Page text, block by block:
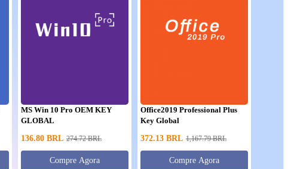
MS Win 10 Pro OEM KEY
GLOBAL
136.80 BRL 274.72 BRL
Compre Agora
Office2019 Professional Plus
Key Global
372.13 BRL 1,167.79 BRL
Compre Agora